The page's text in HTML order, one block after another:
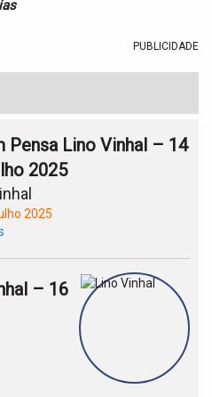
PUBLICIDADE
Pensa Lino Vinhal – 14
2025
2025
– 16